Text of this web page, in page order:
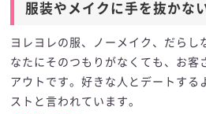
服装やメイクに手を抜かな
ヨレヨレの服、ノーメイク、だらし
なたにそのつもりがなくても、お客
アウトです。好きな人とデートする
ストと言われています。